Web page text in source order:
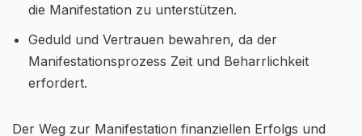
die Manifestation zu unterstützen.
Geduld und Vertrauen bewahren, da der
Manifestationsprozess Zeit und Beharrlichkeit
erfordert.
Der Weg zur Manifestation finanziellen Erfolgs und